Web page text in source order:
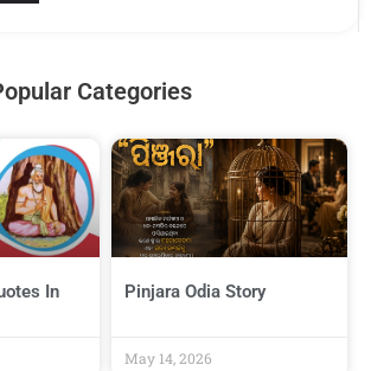
Categories
In
Pinjara Odia Story
May 14, 2026